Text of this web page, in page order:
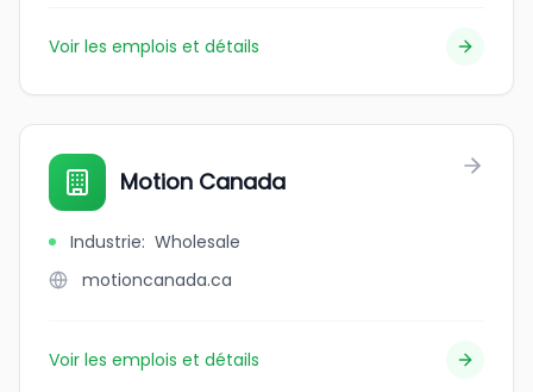
Voir les emplois et détails
Motion Canada
Industrie: Wholesale
motioncanada.ca
Voir les emplois et détails